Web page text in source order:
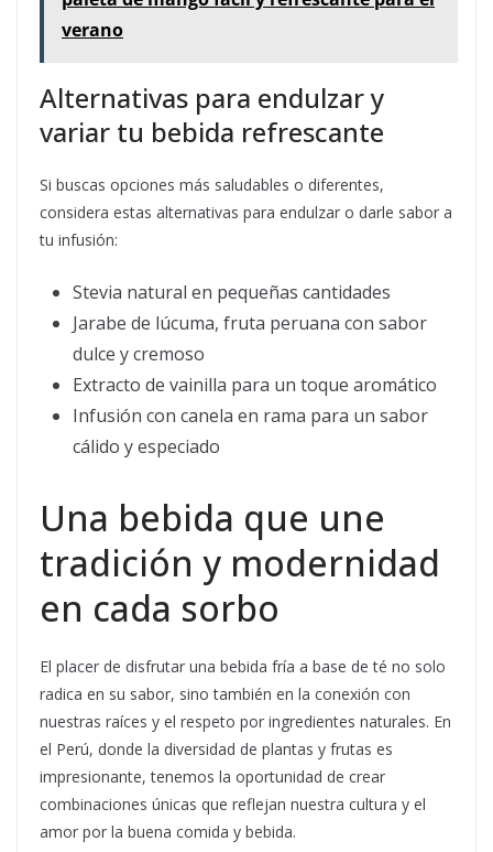
verano
Alternativas para endulzar y
variar tu bebida refrescante
Si buscas opciones más saludables o diferentes,
considera estas alternativas para endulzar o darle sabor a
tu infusión:
Stevia natural en pequeñas cantidades
Jarabe de lúcuma, fruta peruana con sabor
dulce y cremoso
Extracto de vainilla para un toque aromático
Infusión con canela en rama para un sabor
cálido y especiado
Una bebida que une
tradición y modernidad
en cada sorbo
El placer de disfrutar una bebida fría a base de té no solo
radica en su sabor, sino también en la conexión con
nuestras raíces y el respeto por ingredientes naturales. En
el Perú, donde la diversidad de plantas y frutas es
impresionante, tenemos la oportunidad de crear
combinaciones únicas que reflejan nuestra cultura y el
amor por la buena comida y bebida.